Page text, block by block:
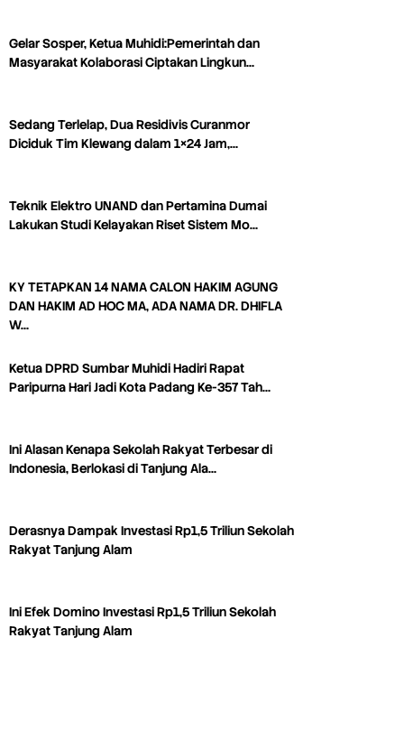
Gelar Sosper, Ketua Muhidi:Pemerintah dan
Masyarakat Kolaborasi Ciptakan Lingkun…
Sedang Terlelap, Dua Residivis Curanmor
Diciduk Tim Klewang dalam 1×24 Jam,…
Teknik Elektro UNAND dan Pertamina Dumai
Lakukan Studi Kelayakan Riset Sistem Mo…
KY TETAPKAN 14 NAMA CALON HAKIM AGUNG
DAN HAKIM AD HOC MA, ADA NAMA DR. DHIFLA
W…
Ketua DPRD Sumbar Muhidi Hadiri Rapat
Paripurna Hari Jadi Kota Padang Ke-357 Tah…
Ini Alasan Kenapa Sekolah Rakyat Terbesar di
Indonesia, Berlokasi di Tanjung Ala…
Derasnya Dampak Investasi Rp1,5 Triliun Sekolah
Rakyat Tanjung Alam
Ini Efek Domino Investasi Rp1,5 Triliun Sekolah
Rakyat Tanjung Alam